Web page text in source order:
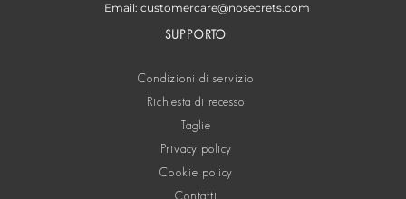
Email: customercare@nosecrets.com
SUPPORTO
Condizioni di servizio
Richiesta di recesso
Taglie
Privacy policy
Cookie policy
Contatti